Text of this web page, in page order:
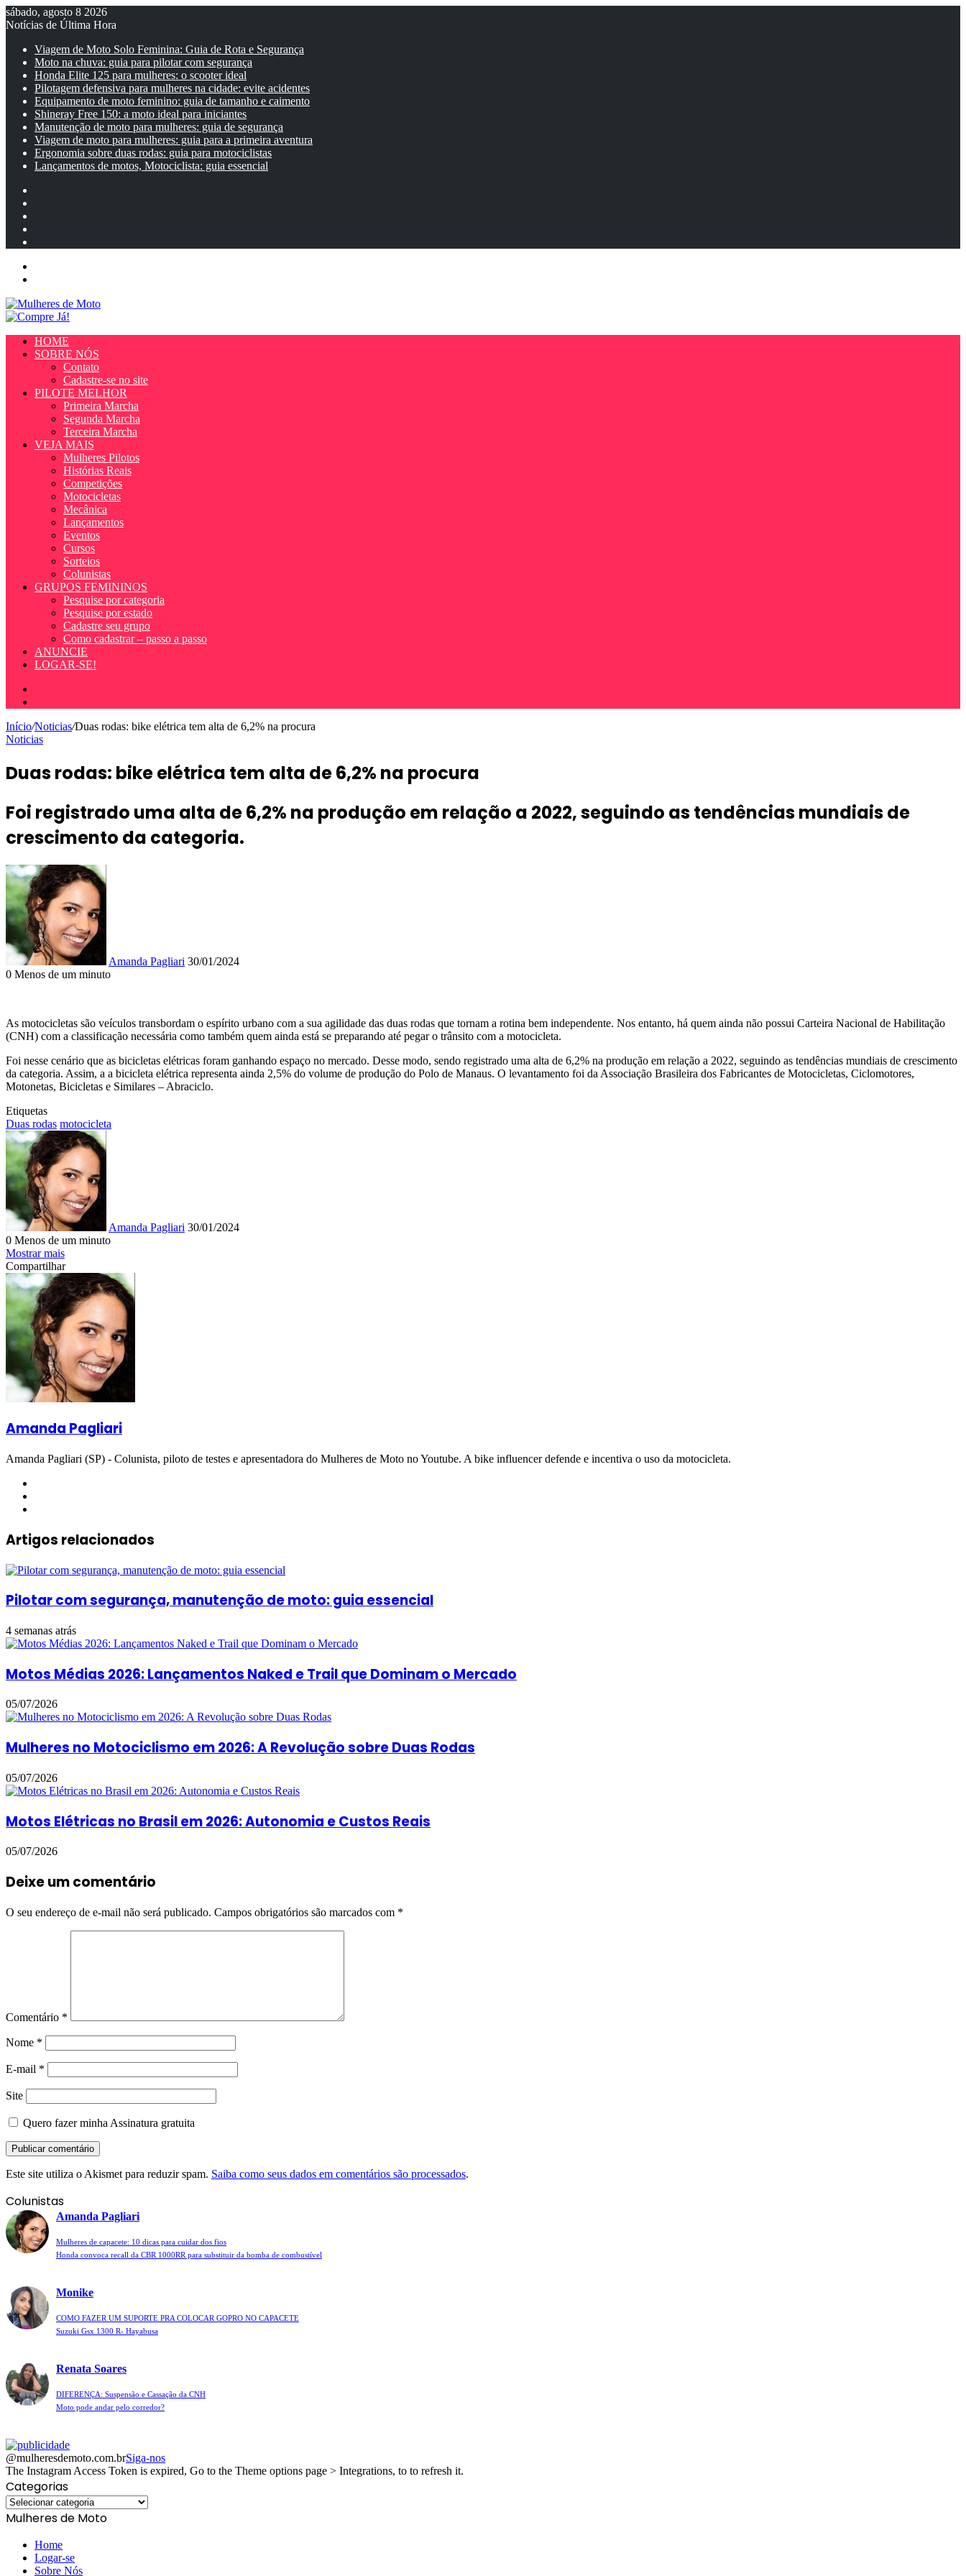
sábado, agosto 8 2026
Notícias de Última Hora
Viagem de Moto Solo Feminina: Guia de Rota e Segurança
Moto na chuva: guia para pilotar com segurança
Honda Elite 125 para mulheres: o scooter ideal
Pilotagem defensiva para mulheres na cidade: evite acidentes
Equipamento de moto feminino: guia de tamanho e caimento
Shineray Free 150: a moto ideal para iniciantes
Manutenção de moto para mulheres: guia de segurança
Viagem de moto para mulheres: guia para a primeira aventura
Ergonomia sobre duas rodas: guia para motociclistas
Lançamentos de motos, Motociclista: guia essencial
HOME
SOBRE NÓS
Contato
Cadastre-se no site
PILOTE MELHOR
Primeira Marcha
Segunda Marcha
Terceira Marcha
VEJA MAIS
Mulheres Pilotos
Histórias Reais
Competições
Motocicletas
Mecânica
Lançamentos
Eventos
Cursos
Sorteios
Colunistas
GRUPOS FEMININOS
Pesquise por categoria
Pesquise por estado
Cadastre seu grupo
Como cadastrar – passo a passo
ANUNCIE
LOGAR-SE!
Início/Noticias/Duas rodas: bike elétrica tem alta de 6,2% na procura
Noticias
Duas rodas: bike elétrica tem alta de 6,2% na procura
Foi registrado uma alta de 6,2% na produção em relação a 2022, seguindo as tendências mundiais de
crescimento da categoria.
Amanda Pagliari 30/01/2024
0 Menos de um minuto
mail
As motocicletas são veículos transbordam o espírito urbano com a sua agilidade das duas rodas que tornam a rotina bem independente. Nos entanto, há quem ainda não possui Carteira Nacional de Habilitação
(CNH) com a classificação necessária como também quem ainda está se preparando até pegar o trânsito com a motocicleta.
Foi nesse cenário que as bicicletas elétricas foram ganhando espaço no mercado. Desse modo, sendo registrado uma alta de 6,2% na produção em relação a 2022, seguindo as tendências mundiais de crescimento
da categoria. Assim, a a bicicleta elétrica representa ainda 2,5% do volume de produção do Polo de Manaus. O levantamento foi da Associação Brasileira dos Fabricantes de Motocicletas, Ciclomotores,
Motonetas, Bicicletas e Similares – Abraciclo.
Etiquetas
Duas rodas motocicleta
Amanda Pagliari 30/01/2024
0 Menos de um minuto
Facebook
X
WhatsApp
Telegram
Compartilhar
via
e-
mail
Imprimir
Mostrar mais
Compartilhar
Facebook
X
WhatsApp
Telegram
Compartilhar
via
e-
mail
Imprimir
Amanda Pagliari
Amanda Pagliari (SP) - Colunista, piloto de testes e apresentadora do Mulheres de Moto no Youtube. A bike influencer defende e incentiva o uso da motocicleta.
Artigos relacionados
Pilotar com segurança, manutenção de moto: guia essencial
4 semanas atrás
Motos Médias 2026: Lançamentos Naked e Trail que Dominam o Mercado
05/07/2026
Mulheres no Motociclismo em 2026: A Revolução sobre Duas Rodas
05/07/2026
Motos Elétricas no Brasil em 2026: Autonomia e Custos Reais
05/07/2026
Deixe um comentário
O seu endereço de e-mail não será publicado. Campos obrigatórios são marcados com *
Comentário *
Nome *
E-mail *
Site
Quero fazer minha Assinatura gratuita
Este site utiliza o Akismet para reduzir spam. Saiba como seus dados em comentários são processados.
Colunistas
Amanda Pagliari
Mulheres de capacete: 10 dicas para cuidar dos fios
Honda convoca recall da CBR 1000RR para substituir da bomba de combustível
Monike
COMO FAZER UM SUPORTE PRA COLOCAR GOPRO NO CAPACETE
Suzuki Gsx 1300 R- Hayabusa
Renata Soares
DIFERENÇA: Suspensão e Cassação da CNH
Moto pode andar pelo corredor?
@mulheresdemoto.com.brSiga-nos
The Instagram Access Token is expired, Go to the Theme options page > Integrations, to to refresh it.
Categorias
Categorias
Mulheres de Moto
Home
Logar-se
Sobre Nós